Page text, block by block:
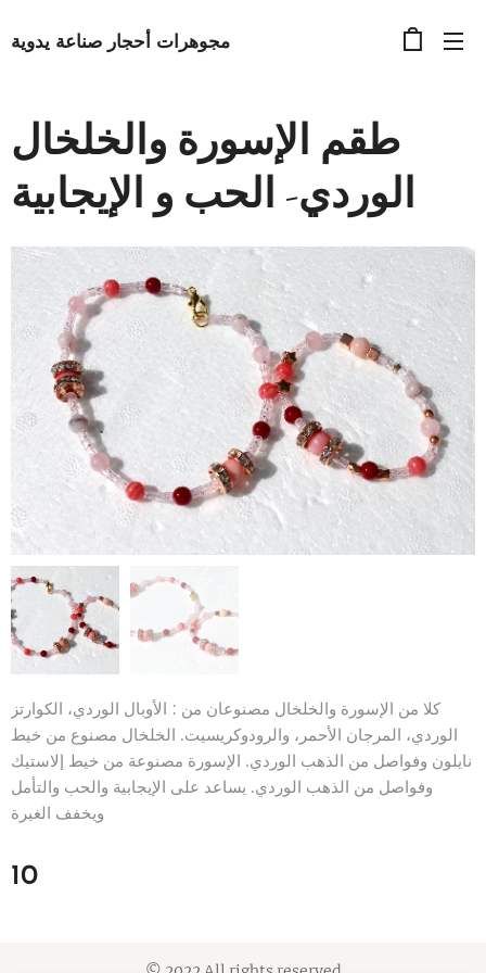
مجوهرات أحجار صناعة يدوية
طقم الإسورة والخلخال
الوردي- الحب و الإيجابية
كلا من الإسورة والخلخال مصنوعان من : الأوبال الوردي، الكوارتز
الوردي، المرجان الأحمر، والرودوكريسيت. الخلخال مصنوع من خيط
نايلون وفواصل من الذهب الوردي. الإسورة مصنوعة من خيط إلاستيك
وفواصل من الذهب الوردي. يساعد على الإيجابية والحب والتأمل
ويخفف الغيرة
10